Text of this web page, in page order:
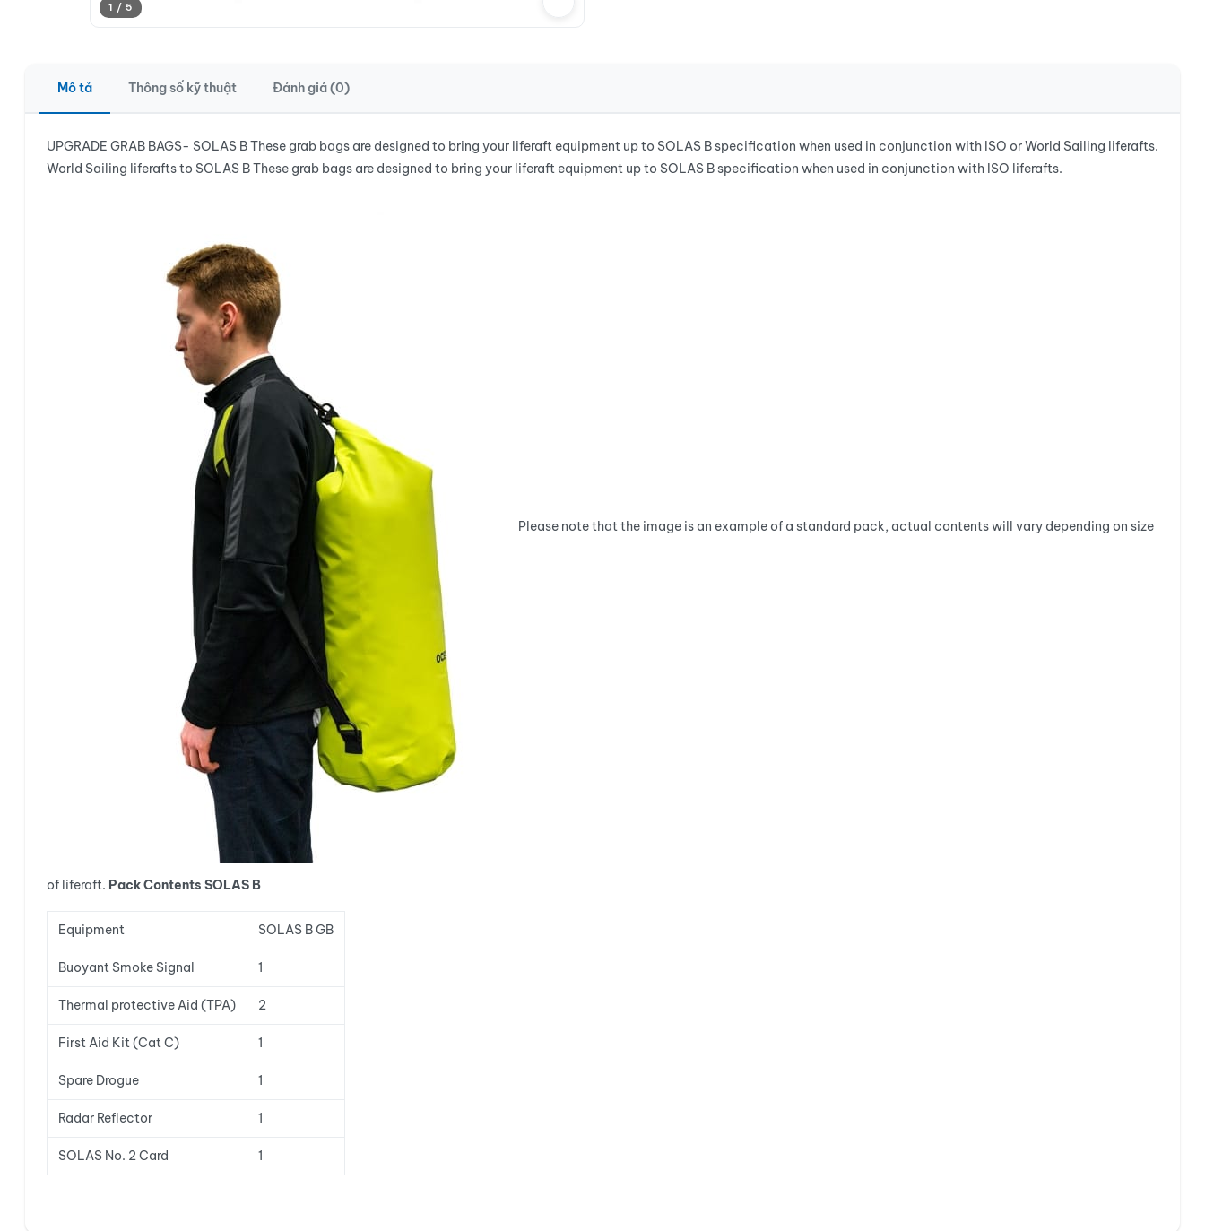
1 / 5
Mô tả Thông số kỹ thuật Đánh giá (0)
UPGRADE GRAB BAGS- SOLAS B These grab bags are designed to bring your liferaft equipment up to SOLAS B specification when used in conjunction with ISO or World Sailing liferafts.
World Sailing liferafts to SOLAS B These grab bags are designed to bring your liferaft equipment up to SOLAS B specification when used in conjunction with ISO liferafts.
Please note that the image is an example of a standard pack, actual contents will vary depending on size
of liferaft. Pack Contents SOLAS B
Equipment SOLAS B GB
Buoyant Smoke Signal 1
Thermal protective Aid (TPA) 2
First Aid Kit (Cat C) 1
Spare Drogue 1
Radar Reflector 1
SOLAS No. 2 Card 1